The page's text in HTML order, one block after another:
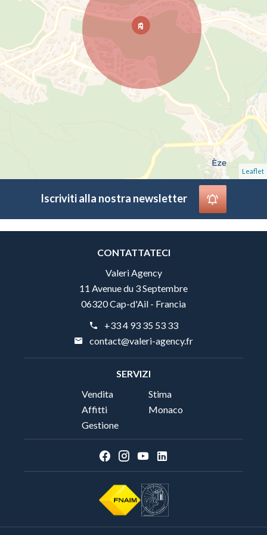
Leaflet
Iscriviti alla nostra newsletter
CONTATTATECI
Valeri Agency
11 Avenue du 3 Septembre
06320 Cap-d'Ail - Francia
+33 4 93 35 53 33
contact@valeri-agency.fr
SERVIZI
Vendita
Affitti
Gestione
Stima
Monaco